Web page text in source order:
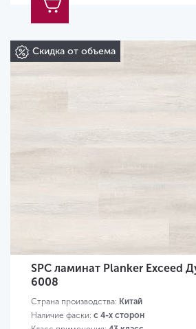
Скидка от объема
SPC ламинат Planker Exceed
6008
Страна производства: Китай
Наличие фаски: с 4-х сторон